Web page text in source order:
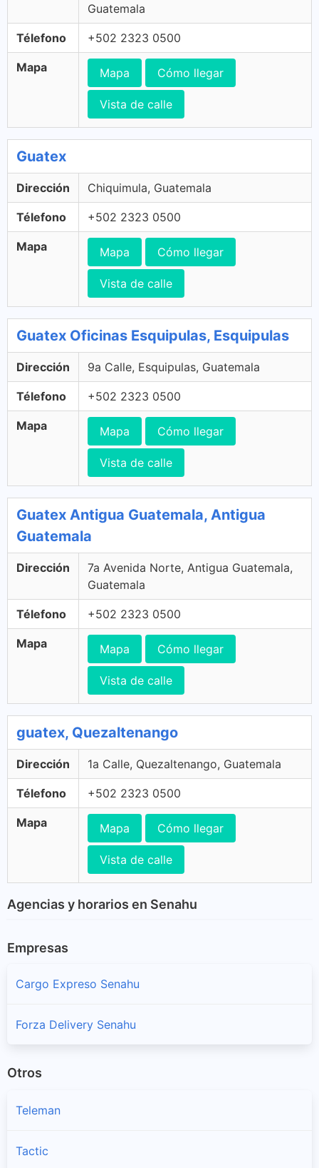
Guatemala
Télefono +502 2323 0500
Mapa Mapa Cómo llegar
Vista de calle
Guatex
Dirección Chiquimula, Guatemala
Télefono +502 2323 0500
Mapa Mapa Cómo llegar
Vista de calle
Guatex Oficinas Esquipulas, Esquipulas
Dirección 9a Calle, Esquipulas, Guatemala
Télefono +502 2323 0500
Mapa Mapa Cómo llegar
Vista de calle
Guatex Antigua Guatemala, Antigua
Guatemala
Dirección
7a Avenida Norte, Antigua Guatemala,
Guatemala
Télefono +502 2323 0500
Mapa Mapa Cómo llegar
Vista de calle
guatex, Quezaltenango
Dirección 1a Calle, Quezaltenango, Guatemala
Télefono +502 2323 0500
Mapa Mapa Cómo llegar
Vista de calle
Agencias y horarios en Senahu
Empresas
Cargo Expreso Senahu
Forza Delivery Senahu
Otros
Teleman
Tactic